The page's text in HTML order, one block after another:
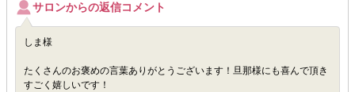
サロンからの返信コメント
しま様
たくさんのお褒めの言葉ありがとうございます！旦那様にも喜んで頂き
すごく嬉しいです！